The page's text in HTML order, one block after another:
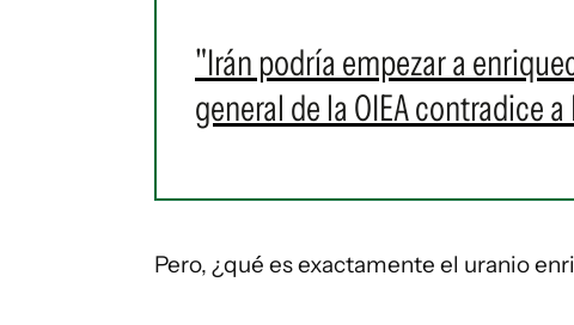
"Irán podría empezar a
general de la OIEA contradice
Pero, ¿qué es exactamente el uranio